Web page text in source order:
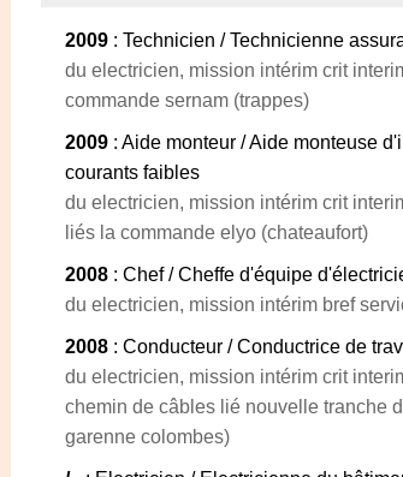
2009 : Technicien / Technicienne
du electricien, mission intérim crit
commande sernam (trappes)
2009 : Aide monteur / Aide monteuse
courants faibles
du electricien, mission intérim crit
liés la commande elyo (chateaufort)
2008 : Chef / Cheffe d'équipe
du electricien, mission intérim bref
2008 : Conducteur / Conductrice de
du electricien, mission intérim crit
chemin de câbles lié nouvelle tranche
garenne colombes)